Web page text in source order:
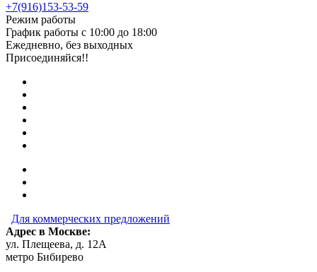
+7(916)153-53-59
Режим работы
График работы с 10:00 до 18:00
Ежедневно, без выходных
Присоединяйся!!
Для коммерческих предложений
Адрес в Москве:
ул. Плещеева, д. 12А
метро Бибирево